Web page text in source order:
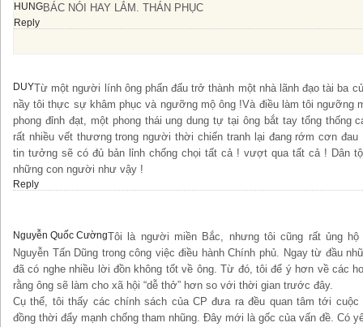
HUNGBÁC NÓI HAY LẮM. THÁN PHỤC
Reply
DUYTừ một người lính ông phấn đấu trở thành một nhà lãnh đạo tài ba
nầy tôi thực sự khâm phục và ngưỡng mộ ông !Và điều làm tôi ngưỡng
phong đỉnh đạt, một phong thái ung dung tự tại ông bắt tay tổng thống
rất nhiều vết thương trong người thời chiến tranh lại đang rớm cơn
tin tưởng sẽ có đủ bản lỉnh chống chọi tất cả ! vượt qua tất cả ! Dân
những con người như vậy !
Reply
Nguyễn Quốc CườngTôi là người miền Bắc, nhưng tôi cũng rất ủng
Nguyễn Tấn Dũng trong công việc điều hành Chính phủ. Ngay từ đầu
đã có nghe nhiều lời đồn không tốt về ông. Từ đó, tôi để ý hơn về các
rằng ông sẽ làm cho xã hội “dễ thở” hơn so với thời gian trước đây.
Cụ thể, tôi thấy các chính sách của CP đưa ra đều quan tâm tới
đồng thời đẩy mạnh chống tham nhũng. Đây mới là gốc của vấn đề. Có